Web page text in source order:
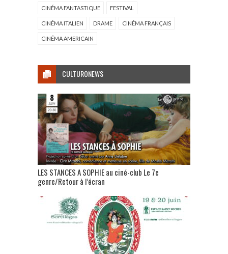
CINÉMA FANTASTIQUE FESTIVAL
CINÉMA ITALIEN DRAME CINÉMA FRANÇAIS
CINÉMA AMERICAIN
CULTURONEWS
LES STANCES A SOPHIE au ciné-club Le 7e
genre/Retour à l’écran